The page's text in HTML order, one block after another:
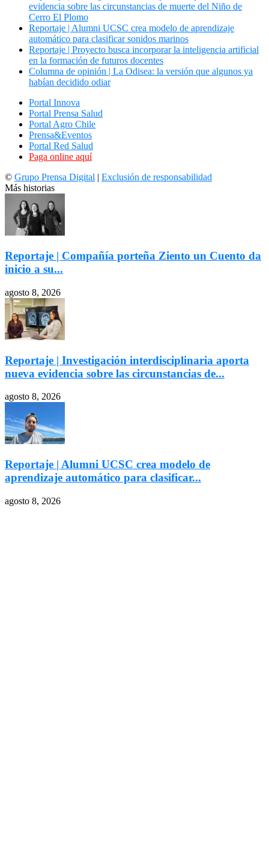
evidencia sobre las circunstancias de muerte del Niño de
Cerro El Plomo
Reportaje | Alumni UCSC crea modelo de aprendizaje
automático para clasificar sonidos marinos
Reportaje | Proyecto busca incorporar la inteligencia artificial
en la formación de futuros docentes
Columna de opinión | La Odisea: la versión que algunos ya
habían decidido odiar
Portal Innova
Portal Prensa Salud
Portal Agro Chile
Prensa&Eventos
Portal Red Salud
Paga online aquí
© Grupo Prensa Digital | Exclusión de responsabilidad
Más historias
Reportaje | Compañía porteña Ziento un Cuento da
inicio a su...
agosto 8, 2026
Reportaje | Investigación interdisciplinaria aporta
nueva evidencia sobre las circunstancias de...
agosto 8, 2026
Reportaje | Alumni UCSC crea modelo de
aprendizaje automático para clasificar...
agosto 8, 2026